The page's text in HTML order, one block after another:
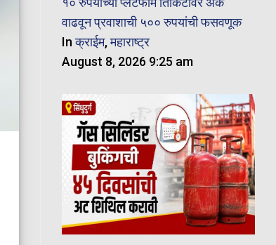
वाढवून प्रवाशाची ५०० रुपयांची फसवणूक
Inक्राईम,महाराष्ट्र
August 8, 2026 9:25 am